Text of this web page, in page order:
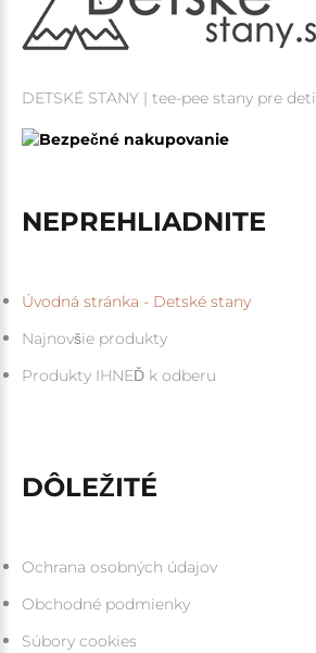
DETSKÉ STANY | tee-pee stany pre deti
NEPREHLIADNITE
Úvodná stránka - Detské stany
Najnovšie produkty
Produkty IHNEĎ k odberu
DÔLEŽITÉ
Ochrana osobných údajov
Obchodné podmienky
Súbory cookies